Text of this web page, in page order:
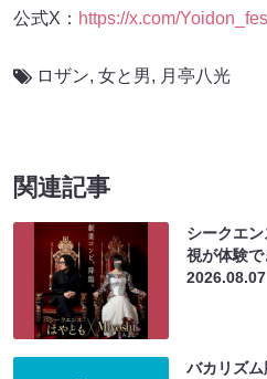
公式X： https://x.com/Yoidon_fes
ロザン, 女と男, 月亭八光
関連記事
シークエ
視が体験
2026.08.07
バカリズム